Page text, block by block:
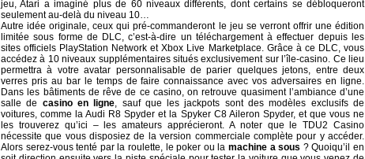
jeu, Atari a imaginé plus de 60 niveaux différents, dont certains se débloqueront
seulement au-delà du niveau 10…
Autre idée originale, ceux qui pré-commanderont le jeu se verront offrir une édition
limitée sous forme de DLC, c’est-à-dire un téléchargement à effectuer depuis les
sites officiels PlayStation Network et Xbox Live Marketplace. Grâce à ce DLC, vous
accédez à 10 niveaux supplémentaires situés exclusivement sur l’île-casino. Ce lieu
permettra à votre avatar personnalisable de parier quelques jetons, entre deux
verres pris au bar le temps de faire connaissance avec vos adversaires en ligne.
Dans les bâtiments de rêve de ce casino, on retrouve quasiment l’ambiance d’une
salle de casino en ligne, sauf que les jackpots sont des modèles exclusifs de
voitures, comme la Audi R8 Spyder et la Spyker C8 Aileron Spyder, et que vous ne
les trouverez qu’ici – les amateurs apprécieront. A noter que le TDU2 Casino
nécessite que vous disposiez de la version commerciale complète pour y accéder.
Alors serez-vous tenté par la roulette, le poker ou la machine a sous ? Quoiqu’il en